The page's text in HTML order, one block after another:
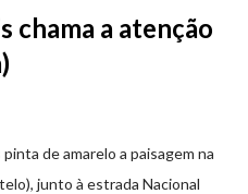
chama a atenção
de amarelo a paisagem na
junto à estrada Nacional